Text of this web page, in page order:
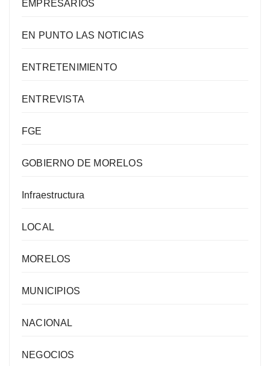
EMPRESARIOS
EN PUNTO LAS NOTICIAS
ENTRETENIMIENTO
ENTREVISTA
FGE
GOBIERNO DE MORELOS
Infraestructura
LOCAL
MORELOS
MUNICIPIOS
NACIONAL
NEGOCIOS